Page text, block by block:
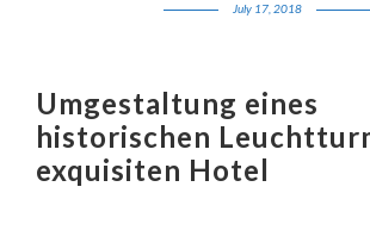
July 17, 2018
Umgestaltung eines
historischen
exquisiten Hotel